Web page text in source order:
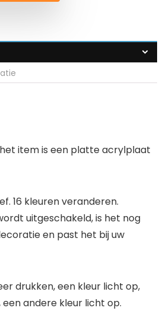
het item is een platte acrylplaat
16 kleuren veranderen.
uitgeschakeld, is het nog
en past het bij uw
drukken, een kleur licht op,
andere kleur licht op.